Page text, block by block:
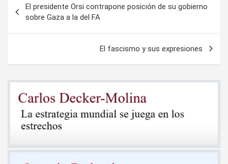
de
entradas
El presidente Orsi contrapone posición de su gobierno
sobre Gaza a la del FA
El fascismo y sus expresiones